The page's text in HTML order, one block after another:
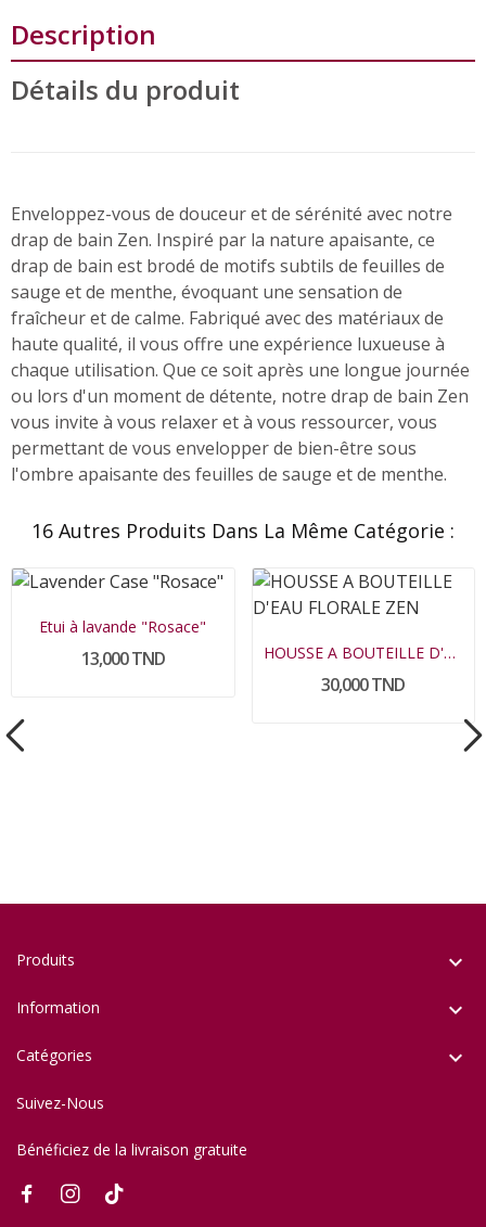
Description
Détails du produit
Enveloppez-vous de douceur et de sérénité avec notre
drap de bain Zen. Inspiré par la nature apaisante, ce
drap de bain est brodé de motifs subtils de feuilles de
sauge et de menthe, évoquant une sensation de
fraîcheur et de calme. Fabriqué avec des matériaux de
haute qualité, il vous offre une expérience luxueuse à
chaque utilisation. Que ce soit après une longue journée
ou lors d'un moment de détente, notre drap de bain Zen
vous invite à vous relaxer et à vous ressourcer, vous
permettant de vous envelopper de bien-être sous
l'ombre apaisante des feuilles de sauge et de menthe.
16 Autres Produits Dans La Même Catégorie :
Etui à lavande "Rosace"
13,000 TND HOUSSE A BOUTEILLE D'EAU FLORALE ZEN
30,000 TND
Produits 
Information 
Catégories 
Suivez-Nous
Bénéficiez de la livraison gratuite